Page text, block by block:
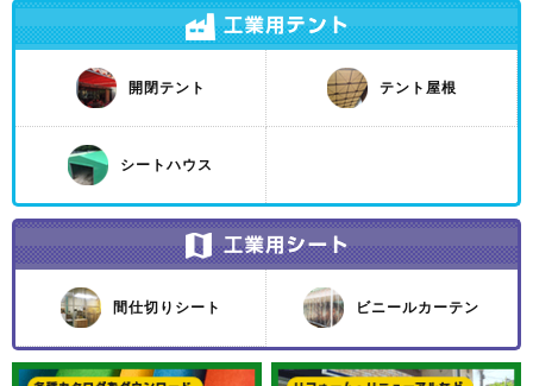
開閉テント テント屋根
シートハウス
間仕切りシート ビニールカーテン